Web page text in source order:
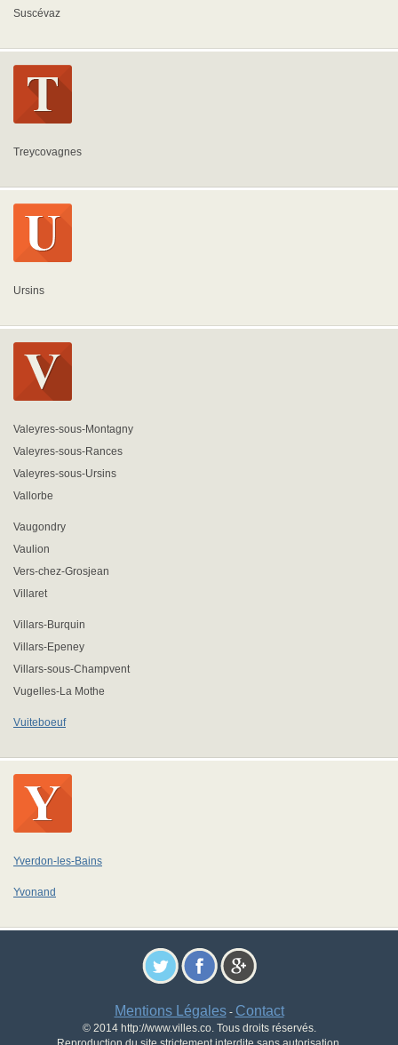
Suscévaz
Treycovagnes
Ursins
Valeyres-sous-Montagny
Valeyres-sous-Rances
Valeyres-sous-Ursins
Vallorbe
Vaugondry
Vaulion
Vers-chez-Grosjean
Villaret
Villars-Burquin
Villars-Epeney
Villars-sous-Champvent
Vugelles-La Mothe
Vuiteboeuf
Yverdon-les-Bains
Yvonand
Mentions Légales- Contact
© 2014 http://www.villes.co. Tous droits réservés.